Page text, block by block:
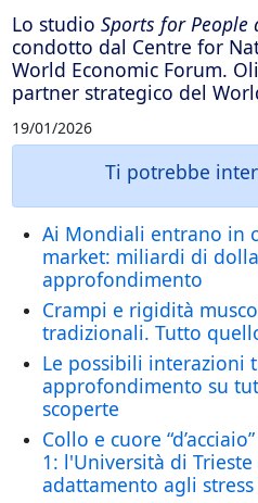
Lo studio Sports for People
condotto dal Centre for
World Economic Forum.
partner strategico del
19/01/2026
Ti potrebbe
Ai Mondiali entrano in
market: miliardi di
approfondimento
Crampi e rigidità
tradizionali. Tutto
Le possibili interazioni
approfondimento su
scoperte
Collo e cuore
1: l'Università di
adattamento agli